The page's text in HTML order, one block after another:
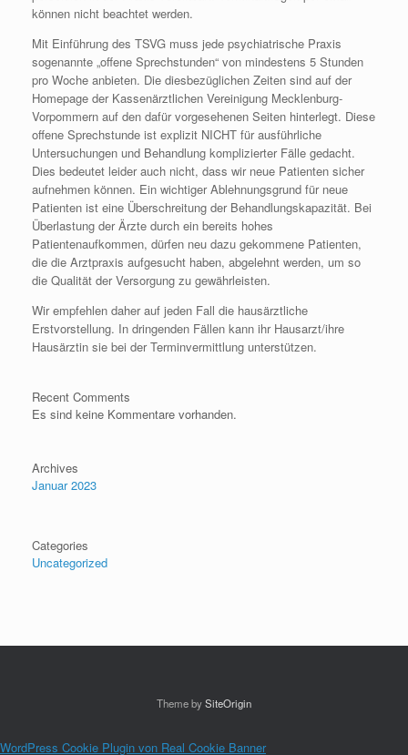
können nicht beachtet werden.
Mit Einführung des TSVG muss jede psychiatrische Praxis
sogenannte „offene Sprechstunden“ von mindestens 5 Stunden
pro Woche anbieten. Die diesbezüglichen Zeiten sind auf der
Homepage der Kassenärztlichen Vereinigung Mecklenburg-
Vorpommern auf den dafür vorgesehenen Seiten hinterlegt. Diese
offene Sprechstunde ist explizit NICHT für ausführliche
Untersuchungen und Behandlung komplizierter Fälle gedacht.
Dies bedeutet leider auch nicht, dass wir neue Patienten sicher
aufnehmen können. Ein wichtiger Ablehnungsgrund für neue
Patienten ist eine Überschreitung der Behandlungskapazität. Bei
Überlastung der Ärzte durch ein bereits hohes
Patientenaufkommen, dürfen neu dazu gekommene Patienten,
die die Arztpraxis aufgesucht haben, abgelehnt werden, um so
die Qualität der Versorgung zu gewährleisten.
Wir empfehlen daher auf jeden Fall die hausärztliche
Erstvorstellung. In dringenden Fällen kann ihr Hausarzt/ihre
Hausärztin sie bei der Terminvermittlung unterstützen.
Recent Comments
Es sind keine Kommentare vorhanden.
Archives
Januar 2023
Categories
Uncategorized
Theme bySiteOrigin
WordPress Cookie Plugin von Real Cookie Banner